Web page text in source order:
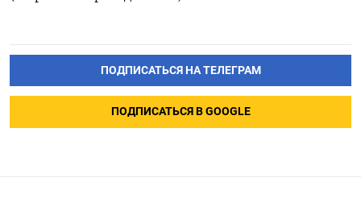
ПОДПИСАТЬСЯ НА ТЕЛЕГРАМ
ПОДПИСАТЬСЯ В GOOGLE